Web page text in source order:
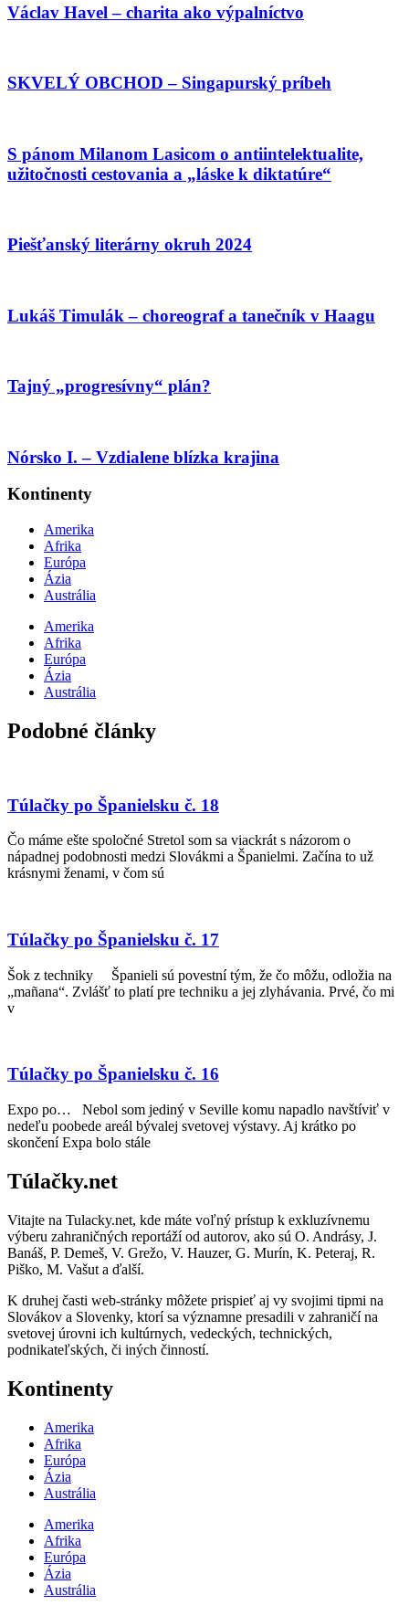
Václav Havel – charita ako výpalníctvo
SKVELÝ OBCHOD – Singapurský príbeh
S pánom Milanom Lasicom o antiintelektualite,
užitočnosti cestovania a „láske k diktatúre“
Piešťanský literárny okruh 2024
Lukáš Timulák – choreograf a tanečník v Haagu
Tajný „progresívny“ plán?
Nórsko I. – Vzdialene blízka krajina
Kontinenty
Amerika
Afrika
Európa
Ázia
Austrália
Amerika
Afrika
Európa
Ázia
Austrália
Podobné články
Túlačky po Španielsku č. 18
Čo máme ešte spoločné Stretol som sa viackrát s názorom o
nápadnej podobnosti medzi Slovákmi a Španielmi. Začína to už
krásnymi ženami, v čom sú
Túlačky po Španielsku č. 17
Šok z techniky Španieli sú povestní tým, že čo môžu, odložia na
„mañana“. Zvlášť to platí pre techniku a jej zlyhávania. Prvé, čo mi
v
Túlačky po Španielsku č. 16
Expo po… Nebol som jediný v Seville komu napadlo navštíviť v
nedeľu poobede areál bývalej svetovej výstavy. Aj krátko po
skončení Expa bolo stále
Túlačky.net
Vitajte na Tulacky.net, kde máte voľný prístup k exkluzívnemu
výberu zahraničných reportáží od autorov, ako sú O. Andrásy, J.
Banáš, P. Demeš, V. Grežo, V. Hauzer, G. Murín, K. Peteraj, R.
Piško, M. Vašut a ďalší.
K druhej časti web-stránky môžete prispieť aj vy svojimi tipmi na
Slovákov a Slovenky, ktorí sa významne presadili v zahraničí na
svetovej úrovni ich kultúrnych, vedeckých, technických,
podnikateľských, či iných činností.
Kontinenty
Amerika
Afrika
Európa
Ázia
Austrália
Amerika
Afrika
Európa
Ázia
Austrália